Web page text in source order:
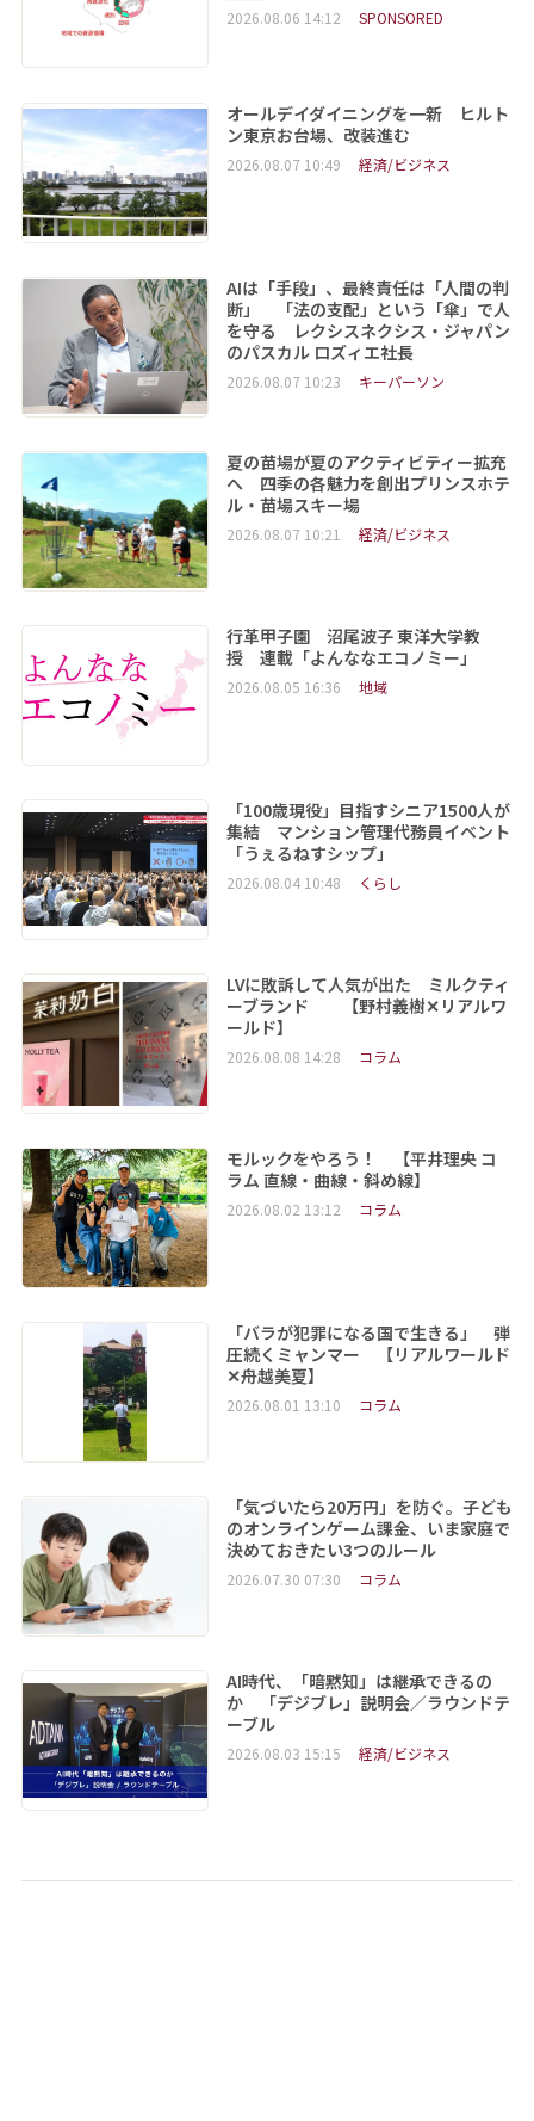
2026.08.06 14:12 SPONSORED
オールデイダイニングを一新 ヒルト
ン東京お台場、改装進む
2026.08.07 10:49 経済/ビジネス
AIは「手段」、最終責任は「人間の判
断」 「法の支配」という「傘」で人
を守る レクシスネクシス・ジャパン
のパスカル ロズィエ社長
2026.08.07 10:23 キーパーソン
夏の苗場が夏のアクティビティー拡充
へ 四季の各魅力を創出プリンスホテ
ル・苗場スキー場
2026.08.07 10:21 経済/ビジネス
行革甲子園 沼尾波子 東洋大学教
授 連載「よんななエコノミー」
2026.08.05 16:36 地域
「100歳現役」目指すシニア1500人が
集結 マンション管理代務員イベント
「うぇるねすシップ」
2026.08.04 10:48 くらし
LVに敗訴して人気が出た ミルクティ
ーブランド 【野村義樹✕リアルワ
ールド】
2026.08.08 14:28 コラム
モルックをやろう！ 【平井理央 コ
ラム 直線・曲線・斜め線】
2026.08.02 13:12 コラム
「バラが犯罪になる国で生きる」 弾
圧続くミャンマー 【リアルワールド
✕舟越美夏】
2026.08.01 13:10 コラム
「気づいたら20万円」を防ぐ。子ども
のオンラインゲーム課金、いま家庭で
決めておきたい3つのルール
2026.07.30 07:30 コラム
AI時代、「暗黙知」は継承できるの
か 「デジブレ」説明会／ラウンドテ
ーブル
2026.08.03 15:15 経済/ビジネス